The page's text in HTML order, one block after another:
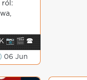
ról:
📷 🎬 🕿
06 Jun